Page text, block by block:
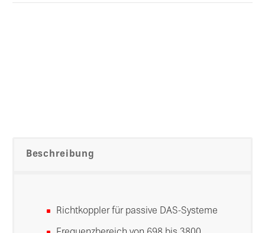
Beschreibung
Richtkoppler für passive DAS-Systeme